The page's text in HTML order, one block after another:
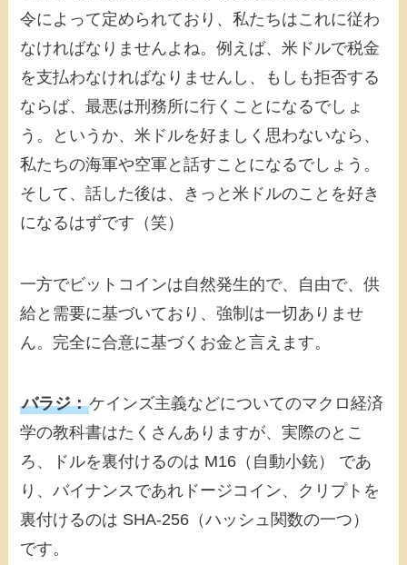
令によって定められており、私たちはこれに従わ
なければなりませんよね。例えば、米ドルで税金
を支払わなければなりませんし、もしも拒否する
ならば、最悪は刑務所に行くことになるでしょ
う。というか、米ドルを好ましく思わないなら、
私たちの海軍や空軍と話すことになるでしょう。
そして、話した後は、きっと米ドルのことを好き
になるはずです（笑）
一方でビットコインは自然発生的で、自由で、供
給と需要に基づいており、強制は一切ありませ
ん。完全に合意に基づくお金と言えます。
バラジ：ケインズ主義などについてのマクロ経済
学の教科書はたくさんありますが、実際のとこ
ろ、ドルを裏付けるのは M16（自動小銃） であ
り、バイナンスであれドージコイン、クリプトを
裏付けるのは SHA-256（ハッシュ関数の一つ）
です。